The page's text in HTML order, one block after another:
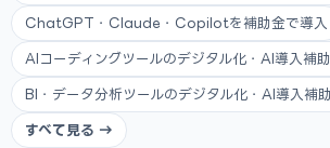
ChatGPT・Claude・Copilotを補助金で導入
AIコーディングツールのデジタル化・AI導入補助
BI・データ分析ツールのデジタル化・AI導入補助
すべて見る →